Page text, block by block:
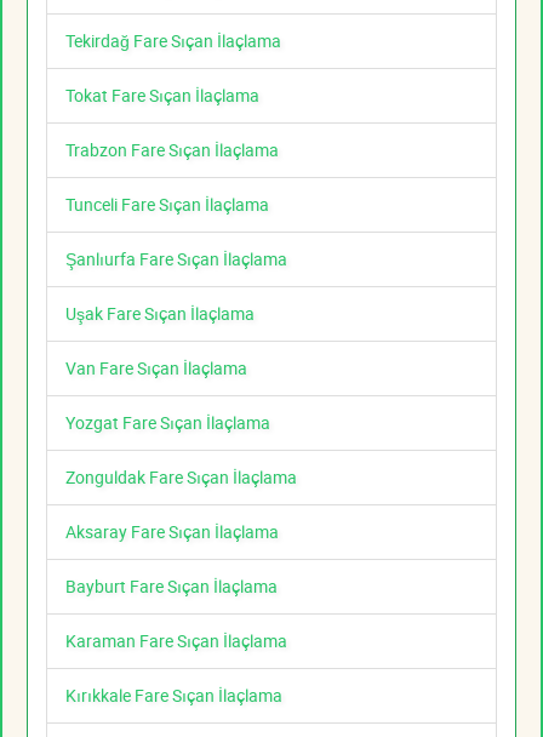
Tekirdağ Fare Sıçan İlaçlama
Tokat Fare Sıçan İlaçlama
Trabzon Fare Sıçan İlaçlama
Tunceli Fare Sıçan İlaçlama
Şanlıurfa Fare Sıçan İlaçlama
Uşak Fare Sıçan İlaçlama
Van Fare Sıçan İlaçlama
Yozgat Fare Sıçan İlaçlama
Zonguldak Fare Sıçan İlaçlama
Aksaray Fare Sıçan İlaçlama
Bayburt Fare Sıçan İlaçlama
Karaman Fare Sıçan İlaçlama
Kırıkkale Fare Sıçan İlaçlama